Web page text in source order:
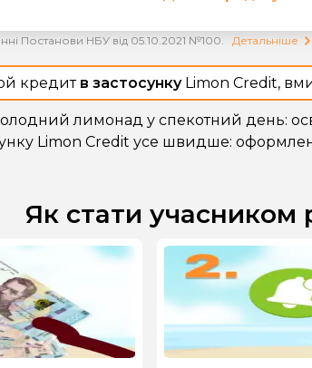
Постанови НБУ від 05.10.2021 №100. Детальніше
кредит в застосункуLimon Credit,
лимонад у спекотний день:
Limon Credit усе швидше:
Як стати учасником